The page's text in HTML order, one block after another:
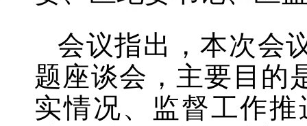
会议指出，本次会
题座谈会，主要目的
实情况、监督工作